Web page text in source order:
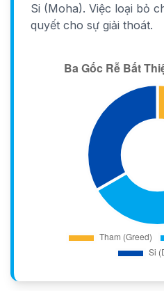
Si (Moha). Việc loại bỏ
quyết cho sự giải thoát.